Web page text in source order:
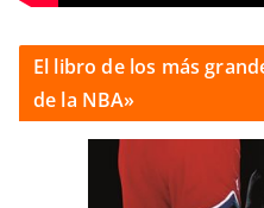
El libro de los más
de la NBA»